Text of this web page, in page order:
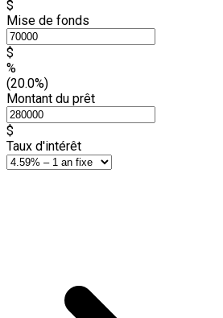
$
Mise de fonds
$
%
(20.0%)
Montant du prêt
$
Taux d'intérêt